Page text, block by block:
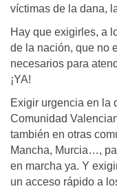
víctimas de la dana,
Hay que exigirles, a
de la nación, que no
necesarios para
¡YA!
Exigir urgencia en la
Comunidad
también en otras
Mancha, Murcia…,
en marcha ya. Y
un acceso rápido a